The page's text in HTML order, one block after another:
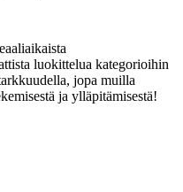
luokittelua kategorioihin
jopa muilla
ja ylläpitämisestä!